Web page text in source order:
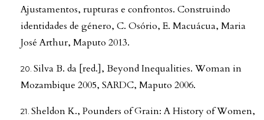
Ajustamentos, rupturas e confrontos. Construindo
identidades de género, C. Osório, E. Macuácua, Maria
José Arthur, Maputo 2013.
Silva B. da [red.], Beyond Inequalities. Woman in
Mozambique 2005, SARDC, Maputo 2006.
Sheldon K., Pounders of Grain: A History of Women,